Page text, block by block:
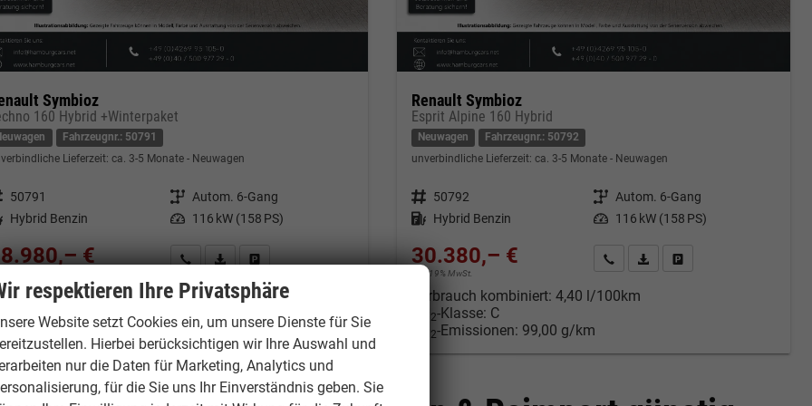
Symbioz
160 Hybrid +Winterpaket
Fahrzeugnr.: 50791
Lieferzeit: ca. 3-5 Monate Neuwagen
50791 Getriebe Autom. 6-Gang
Hybrid Benzin Leistung 116 kW (158 PS)
€ Kontakt & Angebot anfordern
PDF-Datei, Fahrzeugexposé drucken
Fahrzeug merken/Expose drucken
kombiniert: 4,40 l/100km
2 -Klasse:
C
-Emissionen:99,00 g/km
Renault Symbioz
Esprit Alpine 160 Hybrid
Neuwagen
Fahrzeugnr.: 50792
unverbindliche Lieferzeit: ca. 3-5 Monate Neuwagen
Fahrzeugnr. 50792 Getriebe Autom. 6-Gang
Kraftstoff Hybrid Benzin Leistung 116 kW (158 PS)
30.380,– €
incl. 19% MwSt.
Kontakt & Angebot anfordern
PDF-Datei, Fahrzeugexposé
Fahrzeug merken/Expose
Verbrauch kombiniert: 4,40 l/100km
2-Klasse: C
2-Emissionen: 99,00 g/km
respektieren Ihre Privatsphäre
Website setzt Cookies ein, um unsere Dienste für Sie
Hierbei berücksichtigen wir Ihre Auswahl und
nur die Daten für Marketing, Analytics und
für die Sie uns Ihr Einverständnis geben. Sie